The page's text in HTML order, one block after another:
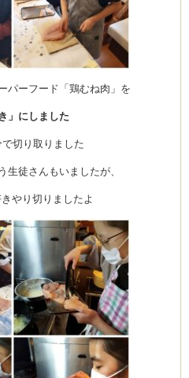
パーフード「鶏むね肉」を
」にしました
切り取りました
生徒さんもいましたが、
やり切りましたよ